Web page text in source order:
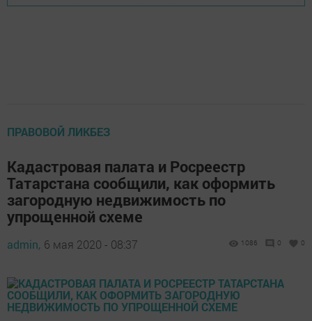
ПРАВОВОЙ ЛИКБЕЗ
Кадастровая палата и Росреестр
Татарстана сообщили, как оформить
загородную недвижимость по
упрощенной схеме
admin, 6 мая 2020 - 08:37 1086 0 0